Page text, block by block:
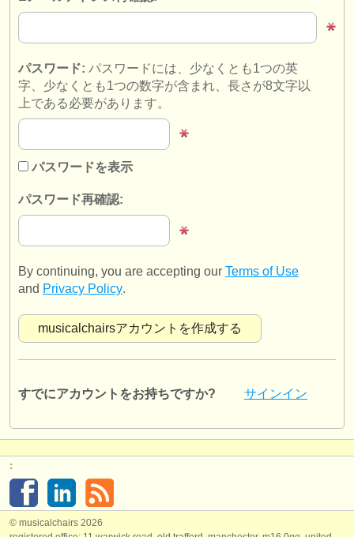
ユース オーケストラ
お問い合わせ
クラシック音楽ニュース
出版社:
掲載方法
ATSfaq
ログイン
パスワード: パスワードには、少なくとも1つの英
字、少なくとも1つの数字が含まれ、長さが8文字以
上である必要があります。
パスワードを表示
パスワード再確認:
By continuing, you are accepting our Terms of Use
and Privacy Policy.
すでにアカウントをお持ちですか? サインイン
:
© musicalchairs 2026